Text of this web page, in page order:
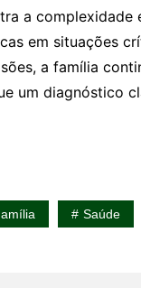
a
em situações
a família
um diagnóstico
Saúde